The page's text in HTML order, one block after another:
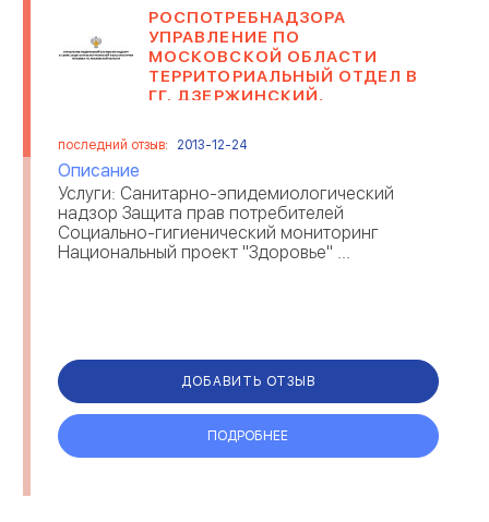
РОСПОТРЕБНАДЗОРА
УПРАВЛЕНИЕ ПО
МОСКОВСКОЙ ОБЛАСТИ
ТЕРРИТОРИАЛЬНЫЙ ОТДЕЛ В
ГГ. ДЗЕРЖИНСКИЙ,
последний отзыв: 2013-12-24
Описание
Услуги: Санитарно-эпидемиологический
надзор Защита прав потребителей
Социально-гигиенический мониторинг
Национальный проект "Здоровье" ...
ДОБАВИТЬ ОТЗЫВ
ПОДРОБНЕЕ